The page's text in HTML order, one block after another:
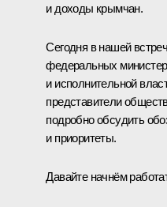
и доходы крымчан.
Сегодня в нашей
федеральных
и исполнительной
представители
подробно обсудить
и приоритеты.
Давайте начнём